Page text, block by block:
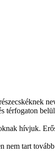
térfogaton
hívjuk.
nem tart